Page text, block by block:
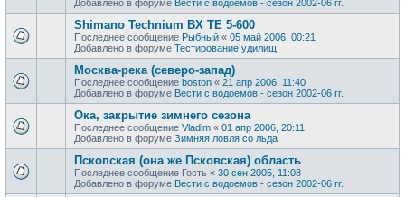
Добавлено в форуме Вести с водоемов - сезон 2002-06 гг.
Shimano Technium BX TE 5-600
Последнее сообщение Рыбный « 05 май 2006, 00:21
Добавлено в форуме Тестирование удилищ
Москва-река (северо-запад)
Последнее сообщение boston « 21 апр 2006, 11:40
Добавлено в форуме Вести с водоемов - сезон 2002-06 гг.
Ока, закрытие зимнего сезона
Последнее сообщение Vladim « 01 апр 2006, 20:11
Добавлено в форуме Зимняя ловля со льда
Пскопская (она же Псковская) область
Последнее сообщение Гость « 30 сен 2005, 11:08
Добавлено в форуме Вести с водоемов - сезон 2002-06 гг.